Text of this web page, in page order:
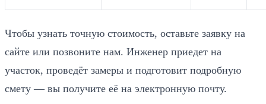
Чтобы узнать точную стоимость, оставьте заявку на
сайте или позвоните нам. Инженер приедет на
участок, проведёт замеры и подготовит подробную
смету — вы получите её на электронную почту.